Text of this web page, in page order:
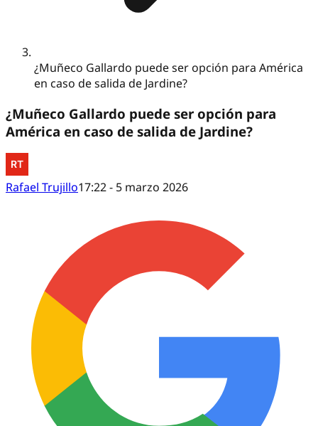
¿Muñeco Gallardo puede ser opción para América
en caso de salida de Jardine?
¿Muñeco Gallardo puede ser opción para
América en caso de salida de Jardine?
Rafael Trujillo17:22 - 5 marzo 2026